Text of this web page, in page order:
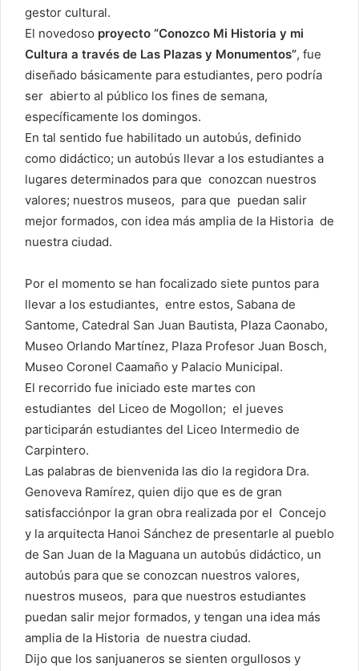
gestor cultural.
El novedoso proyecto “Conozco Mi Historia y mi
Cultura a través de Las Plazas y Monumentos”, fue
diseñado básicamente para estudiantes, pero podría
ser abierto al público los fines de semana,
específicamente los domingos.
En tal sentido fue habilitado un autobús, definido
como didáctico; un autobús llevar a los estudiantes a
lugares determinados para que conozcan nuestros
valores; nuestros museos, para que puedan salir
mejor formados, con idea más amplia de la Historia de
nuestra ciudad.
Por el momento se han focalizado siete puntos para
llevar a los estudiantes, entre estos, Sabana de
Santome, Catedral San Juan Bautista, Plaza Caonabo,
Museo Orlando Martínez, Plaza Profesor Juan Bosch,
Museo Coronel Caamaño y Palacio Municipal.
El recorrido fue iniciado este martes con
estudiantes del Liceo de Mogollon; el jueves
participarán estudiantes del Liceo Intermedio de
Carpintero.
Las palabras de bienvenida las dio la regidora Dra.
Genoveva Ramírez, quien dijo que es de gran
satisfacciónpor la gran obra realizada por el Concejo
y la arquitecta Hanoi Sánchez de presentarle al pueblo
de San Juan de la Maguana un autobús didáctico, un
autobús para que se conozcan nuestros valores,
nuestros museos, para que nuestros estudiantes
puedan salir mejor formados, y tengan una idea más
amplia de la Historia de nuestra ciudad.
Dijo que los sanjuaneros se sienten orgullosos y